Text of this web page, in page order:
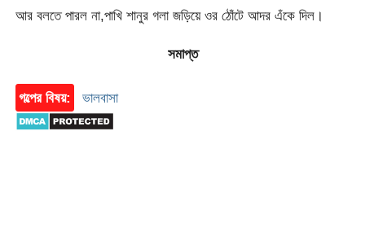
আর বলতে পারল না,পাখি শানুর গলা জড়িয়ে ওর ঠোঁটে আদর এঁকে দিল।
সমাপ্ত
গল্পের বিষয়: ভালবাসা